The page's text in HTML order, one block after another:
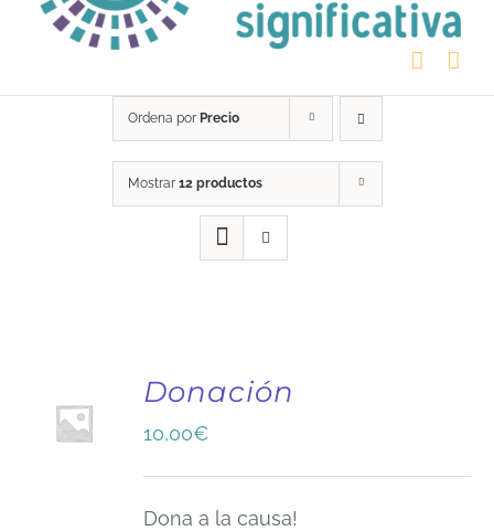
Ordena por Precio
Mostrar 12 productos
AL
CARRITO
Donación
10,00€
Dona a la causa!